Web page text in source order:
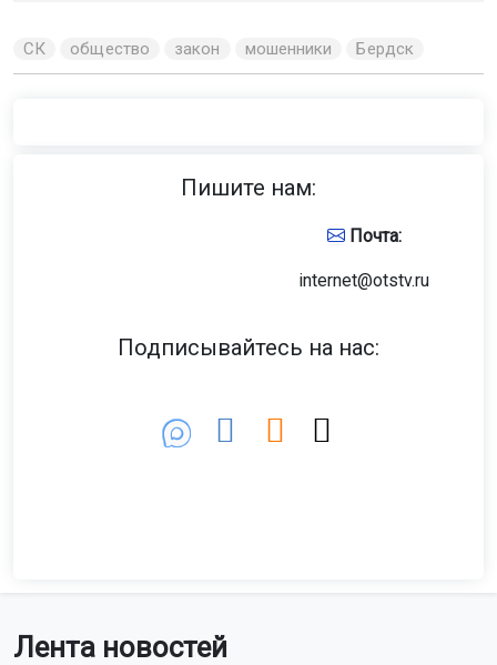
Лента новостей
СК общество закон мошенники Бердск
Пишите нам:
Почта:
internet@otstv.ru
Подписывайтесь на нас: